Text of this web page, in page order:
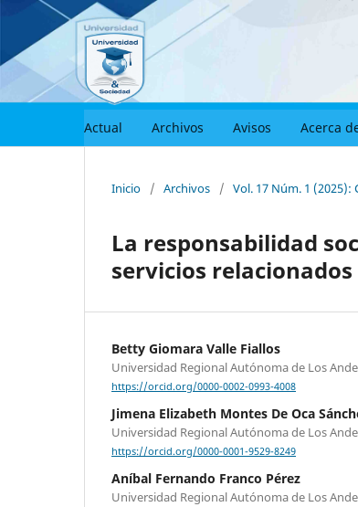
Actual Archivos Avisos Acerca
Inicio / Archivos / Vol. 17 Núm. 1
La responsabilidad
servicios
Betty Giomara Valle Fiallos
Universidad Regional Autónoma de Los
https://orcid.org/0000-0002-0993-4008
Jimena Elizabeth Montes De Oca
Universidad Regional Autónoma de Los
https://orcid.org/0000-0001-9529-8249
Aníbal Fernando Franco Pérez
Universidad Regional Autónoma de Los